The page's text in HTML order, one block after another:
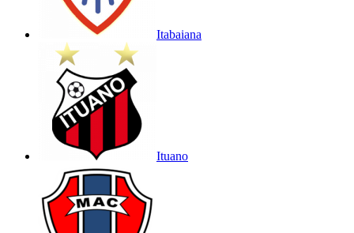
Itabaiana
Ituano